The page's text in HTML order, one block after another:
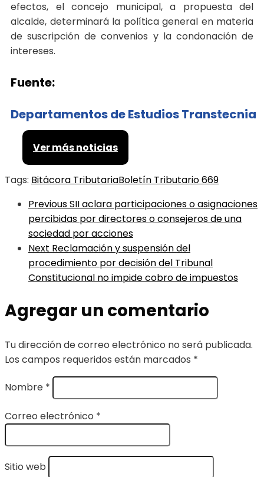
efectos, el concejo municipal, a propuesta del
alcalde, determinará la política general en materia
de suscripción de convenios y la condonación de
intereses.
Fuente:
Departamentos de Estudios Transtecnia
Ver más noticias
Tags: Bitácora TributariaBoletín Tributario 669
PreviousSII aclara participaciones o asignaciones
percibidas por directores o consejeros de una
sociedad por acciones
Next Reclamación y suspensión del
procedimiento por decisión del Tribunal
Constitucional no impide cobro de impuestos
Agregar un comentario
Tu dirección de correo electrónico no será publicada.
Los campos requeridos están marcados *
Nombre *
Correo electrónico *
Sitio web